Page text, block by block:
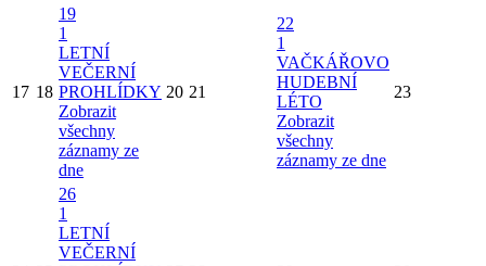
17 18
19
1
LETNÍ
VEČERNÍ
PROHLÍDKY
Zobrazit
všechny
záznamy ze
dne
20 21
22
1
VAČKÁŘOVO
HUDEBNÍ
LÉTO
Zobrazit
všechny
záznamy ze dne
23
26
1
LETNÍ
VEČERNÍ